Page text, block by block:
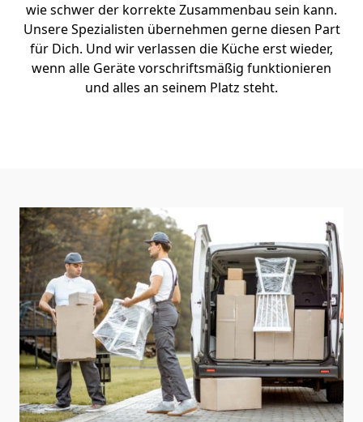
wie schwer der korrekte Zusammenbau sein kann.
Unsere Spezialisten übernehmen gerne diesen Part
für Dich. Und wir verlassen die Küche erst wieder,
wenn alle Geräte vorschriftsmäßig funktionieren
und alles an seinem Platz steht.